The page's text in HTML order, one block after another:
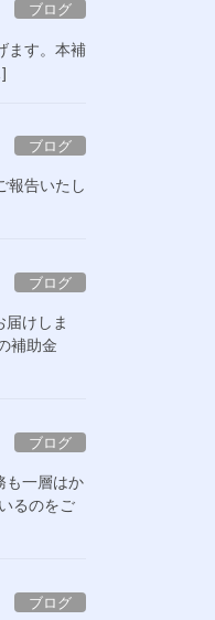
ブログ
ます。本補
ブログ
報告いたし
ブログ
けしま
補助金
ブログ
も一層はか
るのをご
ブログ